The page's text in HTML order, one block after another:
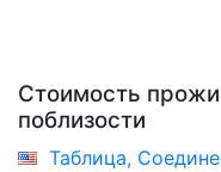
Стоимость
поблизости
Таблица,